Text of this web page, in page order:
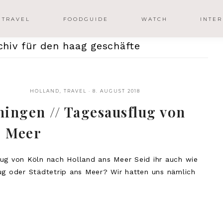
TRAVEL FOODGUIDE WATCH
für den haag geschäfte
HOLLAND ,TRAVEL ·8. AUGUST 2018
// Tagesausflug von
Meer
von Köln nach Holland ans Meer Seid ihr auch wie
oder Städtetrip ans Meer? Wir hatten uns nämlich